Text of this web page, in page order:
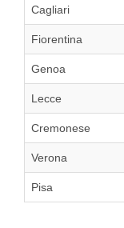
Cagliari
Fiorentina
Genoa
Lecce
Cremonese
Verona
Pisa